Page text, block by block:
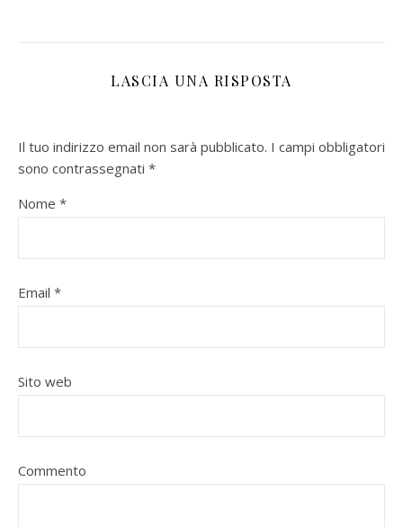
LASCIA UNA RISPOSTA
Il tuo indirizzo email non sarà pubblicato. I campi obbligatori
sono contrassegnati *
Nome *
Email *
Sito web
Commento